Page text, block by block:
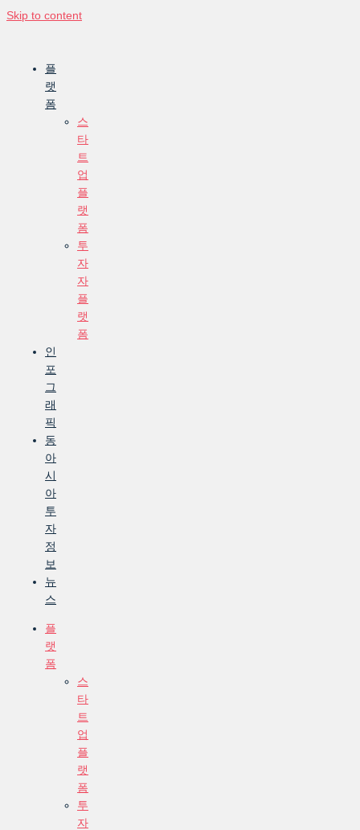
Skip to content
플
랫
폼
스
타
트
업
플
랫
폼
투
자
자
플
랫
폼
인
포
그
래
픽
동
아
시
아
투
자
정
보
뉴
스
플
랫
폼
스
타
트
업
플
랫
폼
투
자